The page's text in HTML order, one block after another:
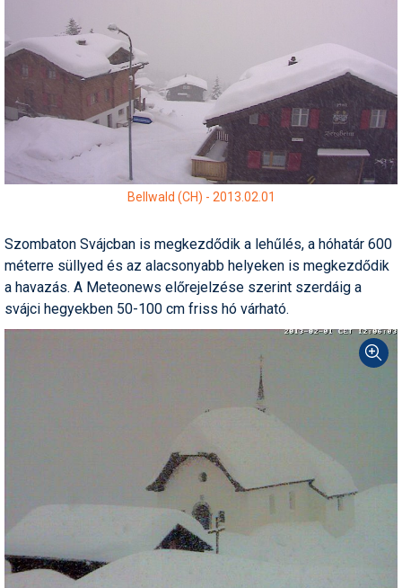
Portálinfo
Rajzok
Síbérletárak
Sícipő
Sífutás
Síléc
Símánia
Snowboard
Snowboardfelszerelés
Bellwald (CH) - 2013.02.01
Szombaton Svájcban is megkezdődik a lehűlés, a hóhatár 600
méterre süllyed és az alacsonyabb helyeken is megkezdődik
a havazás. A Meteonews előrejelzése szerint szerdáig a
svájci hegyekben 50-100 cm friss hó várható.